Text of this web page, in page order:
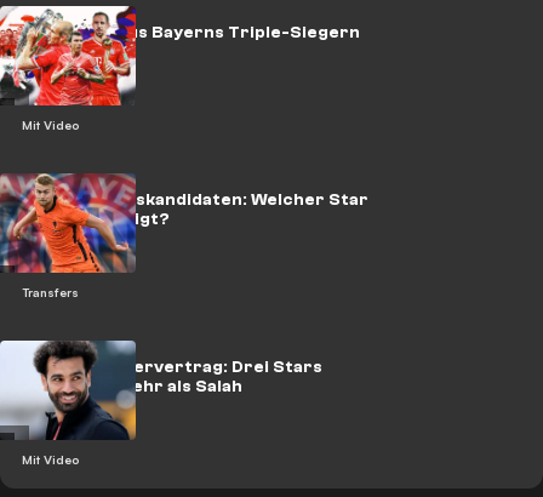
Mit Video
Das wurde aus Bayerns Triple-Siegern
von 2013
Transfers
FCB-Verkaufskandidaten: Welcher Star
geht für de Ligt?
Mit Video
Trotz Monstervertrag: Drei Stars
verdienen mehr als Salah